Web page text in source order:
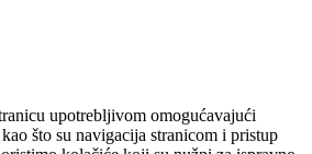
upotrebljivom omogućavajući
što su navigacija stranicom i pristup